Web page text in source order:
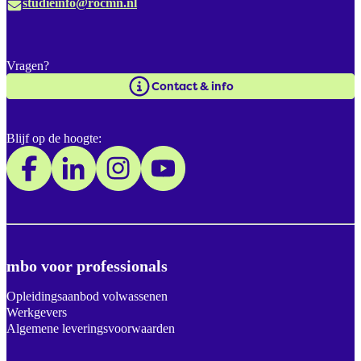
studieinfo@rocmn.nl
mbo voor professionals
Opleidingsaanbod volwassenen
Werkgevers
Algemene leveringsvoorwaarden
Vragen?
Contact & info
Blijf op de hoogte: